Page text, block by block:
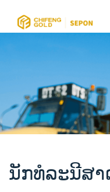
ນັກທໍລະນີສາ